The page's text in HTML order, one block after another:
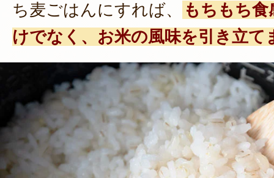
ち麦ごはんにすれば、
もちもち
けでなく、お米の風味を引き立て